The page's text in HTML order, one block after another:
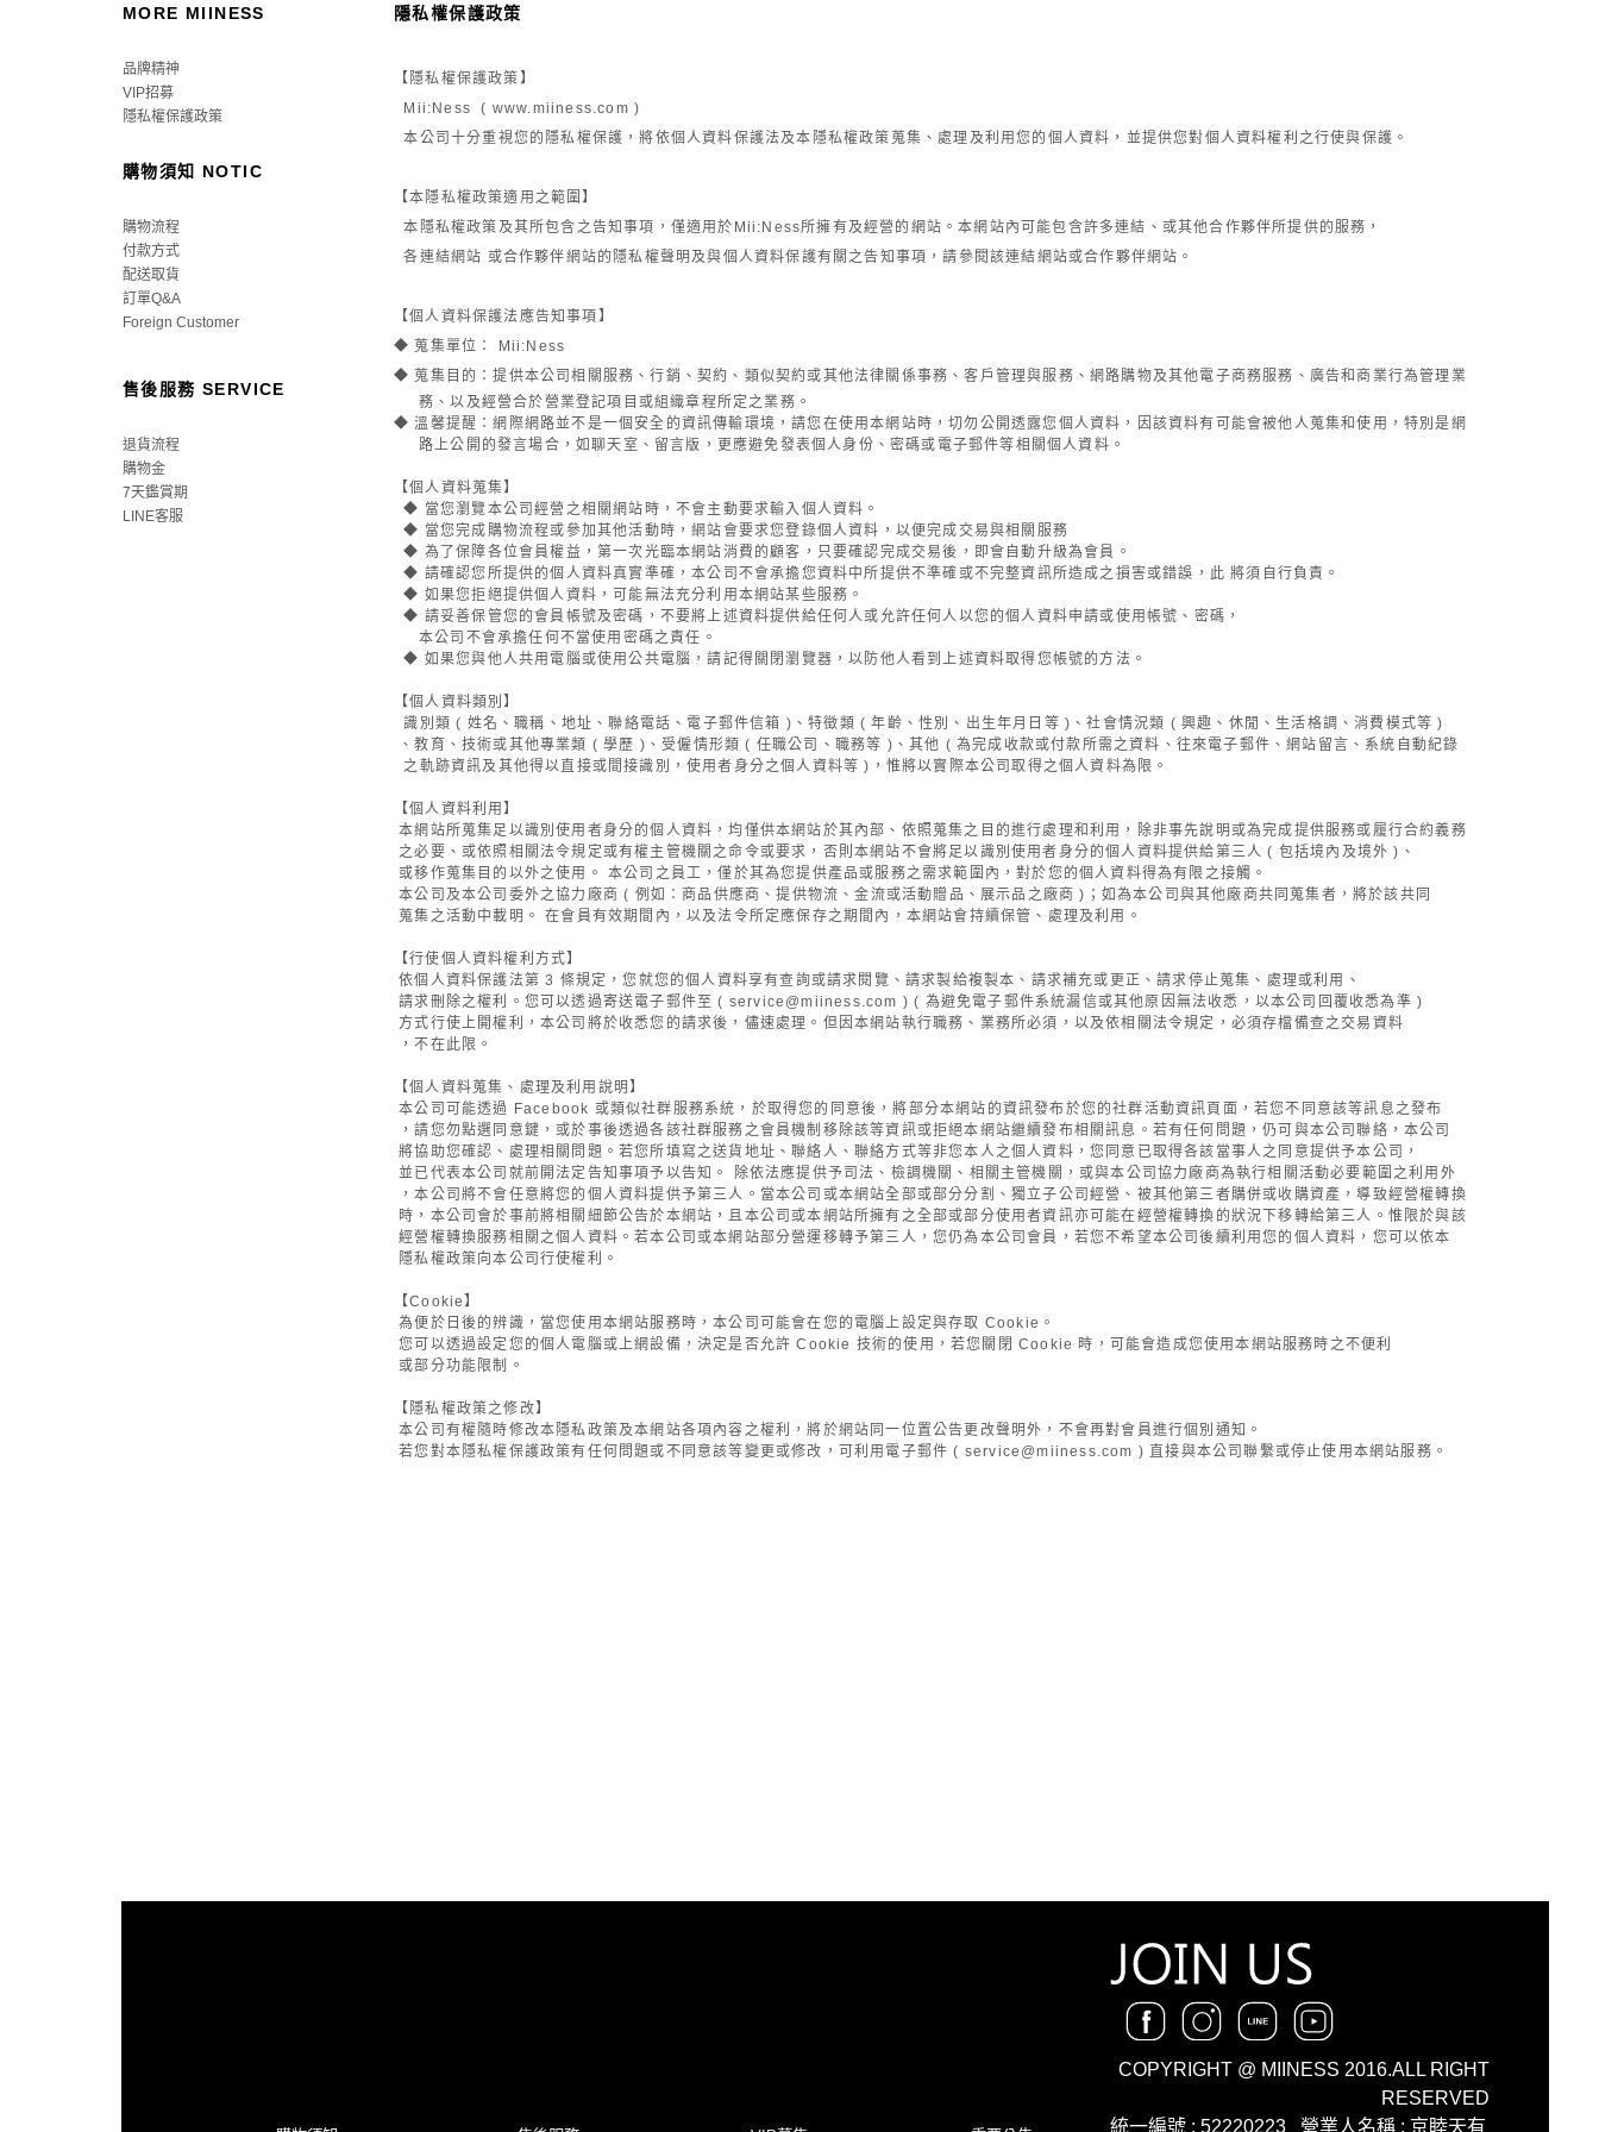
MORE MIINESS 隱私權保護政策
品牌精神
【隱私權保護政策】
Mii:Ness ( www.miiness.com )
本公司十分重視您的隱私權保護，將依個人資料保護法及本隱私權政策蒐集、處理及利用您的個人資料，並提供您對個人資料權利之行使與保護。
【本隱私權政策適用之範圍】
本隱私權政策及其所包含之告知事項，僅適用於 Mii:Ness所擁有及經營的網站。本網站內可能包含許多連結、或其他合作夥伴所提供的服務，
各連結網站 或合作夥伴網站的隱私權聲明及與個人資料保護有關之告知事項，請參閱該連結網站或合作夥伴網站。
【個人資料保護法應告知事項】
◆ 蒐集單位：
Mii:Ness
◆ 蒐集目的：提供本公司相關服務、行銷、契約、類似契約或其他法律關係事務、客戶管理與服務、網路購物及其他電子商務服務、廣告和商業行為管理業
務、以及經營合於營業登記項目或組織章程所定之業務。
◆ 溫馨提醒：網際網路並不是一個安全的資訊傳輸環境，請您在使用本網站時，切勿公開透露您個人資料，因該資料有可能會被他人蒐集和使用，特別是網
路上公開的發言場合，如聊天室、留言版，更應避免發表個人身份、密碼或電子郵件等相關個人資料。
【個人資料蒐集】
◆ 當您瀏覽本公司經營之相關網站時，不會主動要求輸入個人資料。
◆ 當您完成購物流程或參加其他活動時，網站會要求您登錄個人資料，以便完成交易與相關服務
◆ 為了保障各位會員權益，第一次光臨本網站消費的顧客，只要確認完成交易後，即會自動升級為會員。
◆ 請確認您所提供的個人資料真實準確，本公司不會承擔您資料中所提供不準確或不完整資訊所造成之損害或錯誤，此 將須自行負責。
◆ 如果您拒絕提供個人資料，可能無法充分利用本網站某些服務。
◆ 請妥善保管您的會員帳號及密碼，不要將上述資料提供給任何人或允許任何人以您的個人資料申請或使用帳號、密碼，
本公司不會承擔任何不當使用密碼之責任。
◆ 如果您與他人共用電腦或使用公共電腦，請記得關閉瀏覽器，以防他人看到上述資料取得您帳號的方法。
【個人資料類別】
識別類 ( 姓名、職稱、地址、聯絡電話、電子郵件信箱 )、特徵類 ( 年齡、性別、出生年月日等 )、社會情況類 ( 興趣、休閒、生活格調、消費模式等 )
、教育、技術或其他專業類 ( 學歷 )、受僱情形類 ( 任職公司、職務等 )、其他 ( 為完成收款或付款所需之資料、往來電子郵件、網站留言、系統自動紀錄
之軌跡資訊及其他得以直接或間接識別，使用者身分之個人資料等 )，惟將以實際本公司取得之個人資料為限。
【個人資料利用】
本網站所蒐集足以識別使用者身分的個人資料，均僅供本網站於其內部、依照蒐集之目的進行處理和利用，除非事先說明或為完成提供服務或履行合約義務
之必要、或依照相關法令規定或有權主管機關之命令或要求，否則本網站不會將足以識別使用者身分的個人資料提供給第三人 ( 包括境內及境外 )、
或移作蒐集目的以外之使用。 本公司之員工，僅於其為您提供產品或服務之需求範圍內，對於您的個人資料得為有限之接觸。
本公司及本公司委外之協力廠商 ( 例如：商品供應商、提供物流、金流或活動贈品、展示品之廠商 )；如為本公司與其他廠商共同蒐集者，將於該共同
蒐集之活動中載明。 在會員有效期間內，以及法令所定應保存之期間內，本網站會持續保管、處理及利用。
【行使個人資料權利方式】
依個人資料保護法第 3 條規定，您就您的個人資料享有查詢或請求閱覽、請求製給複製本、請求補充或更正、請求停止蒐集、處理或利用、
請求刪除之權利。您可以透過寄送電子郵件至 ( service@miiness.com ) ( 為避免電子郵件系統漏信或其他原因無法收悉，以本公司回覆收悉為準 )
方式行使上開權利，本公司將於收悉您的請求後，儘速處理。但因本網站執行職務、業務所必須，以及依相關法令規定，必須存檔備查之交易資料
，不在此限。
【個人資料蒐集、處理及利用說明】
本公司可能透過 Facebook 或類似社群服務系統，於取得您的同意後，將部分本網站的資訊發布於您的社群活動資訊頁面，若您不同意該等訊息之發布
，請您勿點選同意鍵，或於事後透過各該社群服務之會員機制移除該等資訊或拒絕本網站繼續發布相關訊息。若有任何問題，仍可與本公司聯絡，本公司
將協助您確認、處理相關問題。若您所填寫之送貨地址、聯絡人、聯絡方式等非您本人之個人資料，您同意已取得各該當事人之同意提供予本公司，
並已代表本公司就前開法定告知事項予以告知。 除依法應提供予司法、檢調機關、相關主管機關，或與本公司協力廠商為執行相關活動必要範圍之利用外
，本公司將不會任意將您的個人資料提供予第三人。當本公司或本網站全部或部分分割、獨立子公司經營、被其他第三者購併或收購資產，導致經營權轉換
時，本公司會於事前將相關細節公告於本網站，且本公司或本網站所擁有之全部或部分使用者資訊亦可能在經營權轉換的狀況下移轉給第三人。惟限於與該
經營權轉換服務相關之個人資料。若本公司或本網站部分營運移轉予第三人，您仍為本公司會員，若您不希望本公司後續利用您的個人資料，您可以依本
隱私權政策向本公司行使權利。
【Cookie】
為便於日後的辨識，當您使用本網站服務時，本公司可能會在您的電腦上設定與存取 Cookie。
您可以透過設定您的個人電腦或上網設備，決定是否允許 Cookie 技術的使用，若您關閉 Cookie 時，可能會造成您使用本網站服務時之不便利
或部分功能限制。
【隱私權政策之修改】
本公司有權隨時修改本隱私政策及本網站各項內容之權利，將於網站同一位置公告更改聲明外，不會再對會員進行個別通知。
若您對本隱私權保護政策有任何問題或不同意該等變更或修改，可利用電子郵件 ( service@miiness.com ) 直接與本公司聯繫或停止使用本網站服務。
VIP招募
隱私權保護政策
購物須知 NOTIC
購物流程
付款方式
配送取貨
訂單Q&A
Foreign Customer
售後服務 SERVICE
退貨流程
購物金
7天鑑賞期
LINE客服
COPYRIGHT @ MIINESS 2016.ALL RIGHT
RESERVED
統一編號 : 52220223
營業人名稱 : 京睦天有